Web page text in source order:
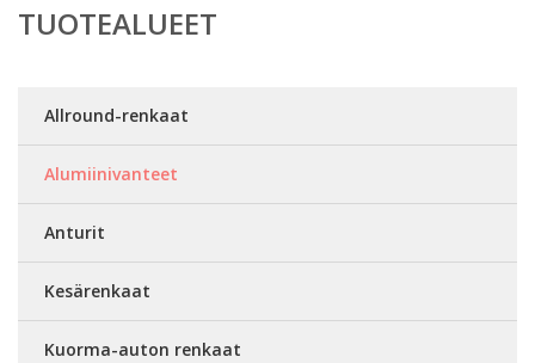
TUOTEALUEET
Allround-renkaat
Alumiinivanteet
Anturit
Kesärenkaat
Kuorma-auton renkaat